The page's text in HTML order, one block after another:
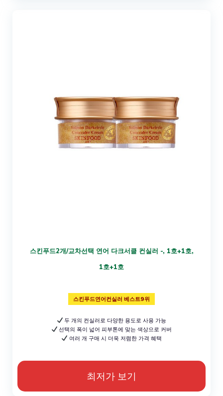
스킨푸드2개/교차선택 연어 다크서클 컨실러 -, 1호+1호,
1호+1호
스킨푸드연어컨실러 베스트9위
두 개의 컨실러로 다양한 용도로 사용 가능
선택의 폭이 넓어 피부톤에 맞는 색상으로 커버
여러 개 구매 시 더욱 저렴한 가격 혜택
최저가 보기